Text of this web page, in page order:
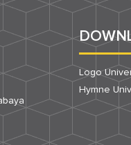
Logo
Hymne